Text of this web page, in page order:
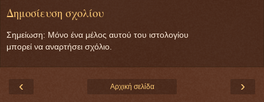
Δημοσίευση σχολίου
Σημείωση: Μόνο ένα μέλος αυτού του ιστολογίου
μπορεί να αναρτήσει σχόλιο.
‹ ›
Αρχική σελίδα